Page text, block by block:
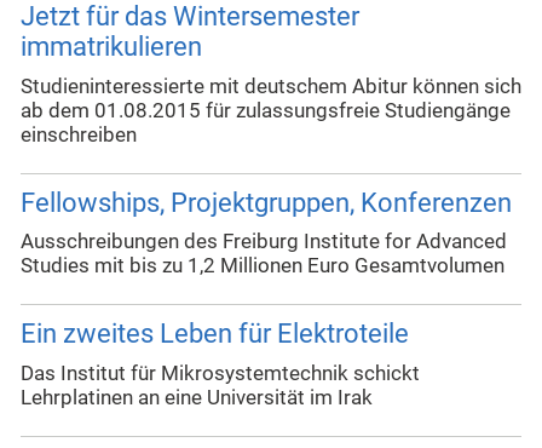
Jetzt für das Wintersemester
immatrikulieren
Studieninteressierte mit deutschem Abitur können sich
ab dem 01.08.2015 für zulassungsfreie Studiengänge
einschreiben
Fellowships, Projektgruppen, Konferenzen
Ausschreibungen des Freiburg Institute for Advanced
Studies mit bis zu 1,2 Millionen Euro Gesamtvolumen
Ein zweites Leben für Elektroteile
Das Institut für Mikrosystemtechnik schickt
Lehrplatinen an eine Universität im Irak